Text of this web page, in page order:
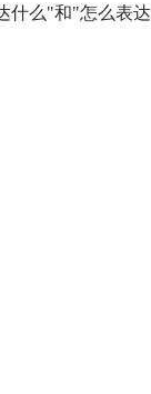
什么"和"怎么表达